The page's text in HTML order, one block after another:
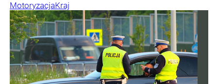
MotoryzacjaKraj